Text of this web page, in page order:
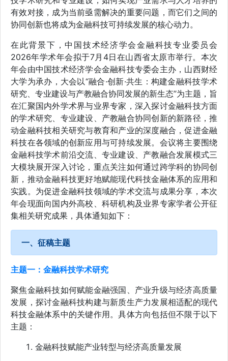
有效对接，成为当前亟需解决的重要问题，而它们之间的
协同创新也将成为金融科技可持续发展的核心动力。
在此背景下，中国技术经济学会金融科技专业委员会
2026年学术年会拟于7月4日在山西省太原市举行。本次
年会由中国技术经济学会金融科技专委会主办，山西财经
大学为承办，大会以“融合·创新·共生：构建金融科技学术
研究、专业建设与产教融合协同发展的新生态”为主题，旨
在汇聚国内外学术界与业界专家，深入探讨金融科技方面
的学术研究、专业建设、产教融合协同创新的新路径，推
动金融科技相关研究与教育和产业的深度融合，促进金融
科技在各领域的创新应用与可持续发展。会议将主要围绕
金融科技学术前沿交流、专业建设、产教融合发展模式三
大模块展开深入讨论，重点关注如何通过跨学科的协同创
新，推动金融科技更好地赋能现代科技金融体系的应用和
实践。为促进金融科技领域的学术交流与成果分享，本次
年会现面向国内外高校、科研机构及业界专家学者公开征
集相关研究成果，具体通知如下：
一、征稿主题
主题一：金融科技学术研究
聚焦金融科技如何赋能金融强国、产业升级与经济高质量
发展，探讨金融科技构建与新质生产力发展相适配的现代
科技金融体系中的关键作用。具体方向包括但不限于以下
主题：
金融科技赋能产业转型与经济高质量发展